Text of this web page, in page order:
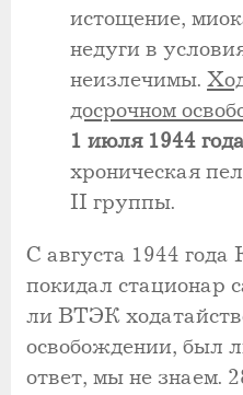
истощение,
недуги в
неизлечимы.
досрочном
1 июля 1944
хроническая
II группы.
С августа 1944
покидал стационар
ли ВТЭК
освобождении, был
ответ, мы не знаем.